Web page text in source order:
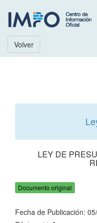
Volver
LEY DE
Documento original
Fecha de Publicación: